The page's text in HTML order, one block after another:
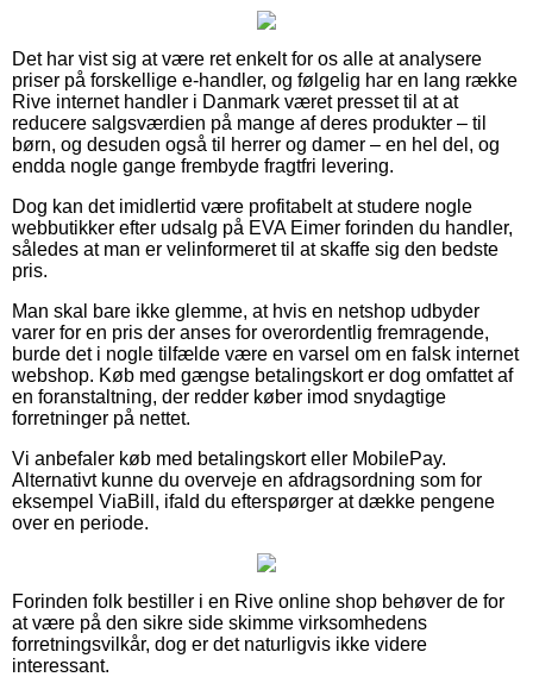
Det har vist sig at være ret enkelt for os alle at analysere
priser på forskellige e-handler, og følgelig har en lang række
Rive internet handler i Danmark været presset til at at
reducere salgsværdien på mange af deres produkter – til
børn, og desuden også til herrer og damer – en hel del, og
endda nogle gange frembyde fragtfri levering.
Dog kan det imidlertid være profitabelt at studere nogle
webbutikker efter udsalg på EVA Eimer forinden du handler,
således at man er velinformeret til at skaffe sig den bedste
pris.
Man skal bare ikke glemme, at hvis en netshop udbyder
varer for en pris der anses for overordentlig fremragende,
burde det i nogle tilfælde være en varsel om en falsk internet
webshop. Køb med gængse betalingskort er dog omfattet af
en foranstaltning, der redder køber imod snydagtige
forretninger på nettet.
Vi anbefaler køb med betalingskort eller MobilePay.
Alternativt kunne du overveje en afdragsordning som for
eksempel ViaBill, ifald du efterspørger at dække pengene
over en periode.
Forinden folk bestiller i en Rive online shop behøver de for
at være på den sikre side skimme virksomhedens
forretningsvilkår, dog er det naturligvis ikke videre
interessant.